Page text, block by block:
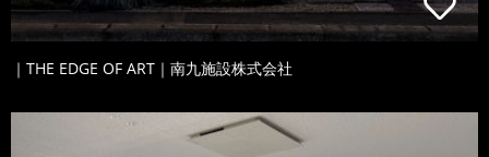
｜THE EDGE OF ART｜南九施設株式会社